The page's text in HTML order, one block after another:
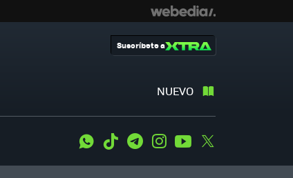
NUEVO
Suscríbete a
WhatsApp
Tiktok TelegramInstagramYoutube